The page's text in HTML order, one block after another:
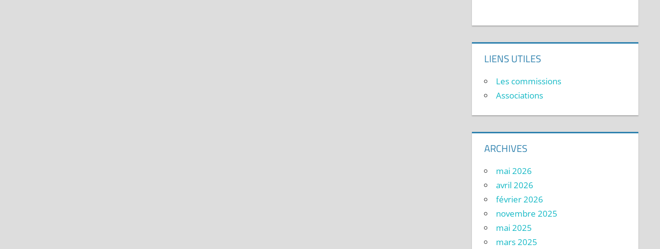
LIENS UTILES
Les commissions
Associations
ARCHIVES
mai 2026
avril 2026
février 2026
novembre 2025
mai 2025
mars 2025